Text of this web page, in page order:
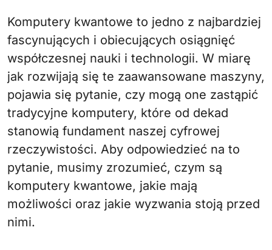
Komputery kwantowe to jedno z najbardziej
fascynujących i obiecujących osiągnięć
współczesnej nauki i technologii. W miarę
jak rozwijają się te zaawansowane maszyny,
pojawia się pytanie, czy mogą one zastąpić
tradycyjne komputery, które od dekad
stanowią fundament naszej cyfrowej
rzeczywistości. Aby odpowiedzieć na to
pytanie, musimy zrozumieć, czym są
komputery kwantowe, jakie mają
możliwości oraz jakie wyzwania stoją przed
nimi.